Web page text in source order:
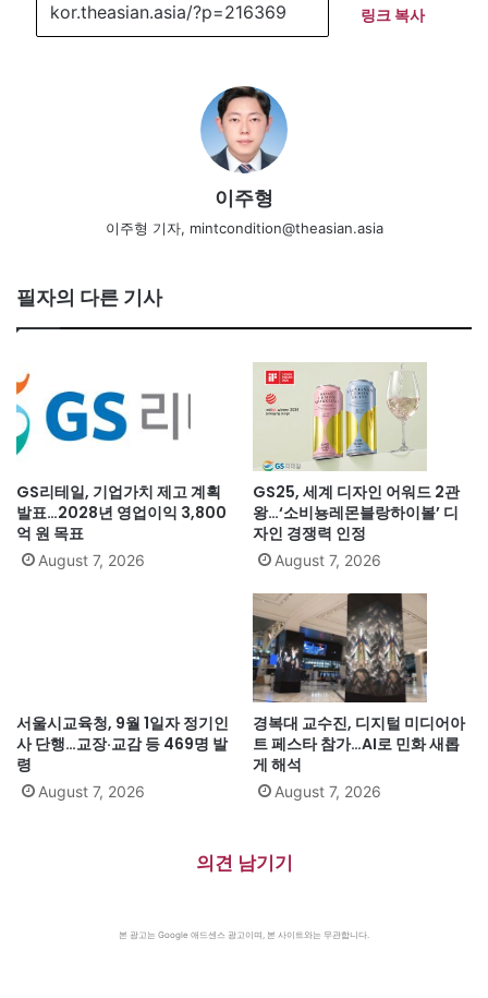
링크 복사
이주형
이주형 기자, mintcondition@theasian.asia
필자의 다른 기사
GS리테일, 기업가치 제고 계획
발표…2028년 영업이익 3,800
억 원 목표
August 7, 2026
GS25, 세계 디자인 어워드 2관
왕…‘소비뇽레몬블랑하이볼’ 디
자인 경쟁력 인정
August 7, 2026
서울시교육청, 9월 1일자 정기인
사 단행…교장·교감 등 469명 발
령
August 7, 2026
경복대 교수진, 디지털 미디어아
트 페스타 참가…AI로 민화 새롭
게 해석
August 7, 2026
의견 남기기
본 광고는 Google 애드센스 광고이며, 본 사이트와는 무관합니다.